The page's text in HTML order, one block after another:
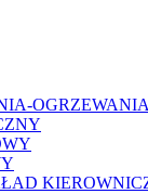
OGRZEWANIA